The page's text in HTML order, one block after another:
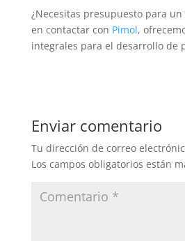
¿Necesitas presupuesto para
en contactar con Pimol,
integrales para el desarrollo de
Enviar comentario
Tu dirección de correo
Los campos obligatorios están